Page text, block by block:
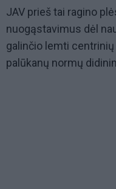
JAV prieš tai ragino
nuogąstavimus dėl
galinčio lemti
palūkanų normų